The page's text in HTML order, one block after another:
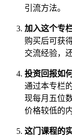
引流方法。
加入这个专
购买后可获
交流经验，
投资回报如何
通过本专栏
现每月五位
价格较低的
这门课程的